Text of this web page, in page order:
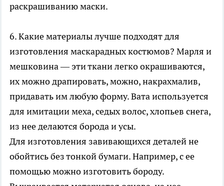
раскрашиванию маски.
6. Какие материалы лучше подходят для
изготовления маскарадных костюмов? Марля и
мешковина — эти ткани легко окрашиваются,
их можно драпировать, можно, накрахмалив,
придавать им любую форму. Вата используется
для имитации меха, седых волос, хлопьев снега,
из нее делаются борода и усы.
Для изготовления завивающихся деталей не
обойтись без тонкой бумаги. Например, с ее
помощью можно изготовить бороду.